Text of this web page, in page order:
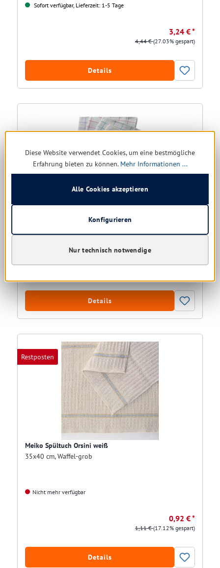
Sofort verfügbar, Lieferzeit: 1-5 Tage
3,24 € *
4,44 €(27.03% gespart)
Details
Baumwoll Geschirrtuch 50x70 cm, rot
Sofort verfügbar, Lieferzeit: 1-5 Tage
0,73 € *
Details
Restposten
Meiko Spültuch Orsini weiß
35x40 cm, Waffel-grob
Nicht mehr verfügbar
0,92 € *
1,11 €(17.12% gespart)
Details
Diese Website verwendet Cookies, um eine bestmögliche
Erfahrung bieten zu können. Mehr Informationen ...
Nur technisch notwendige
Konfigurieren
Alle Cookies akzeptieren